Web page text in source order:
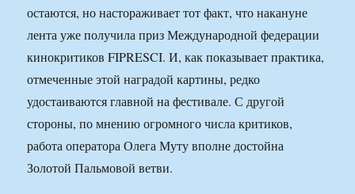
остаются, но настораживает тот факт, что накануне
лента уже получила приз Международной федерации
кинокритиков FIPRESCI. И, как показывает практика,
отмеченные этой наградой картины, редко
удостаиваются главной на фестивале. С другой
стороны, по мнению огромного числа критиков,
работа оператора Олега Муту вполне достойна
Золотой Пальмовой ветви.